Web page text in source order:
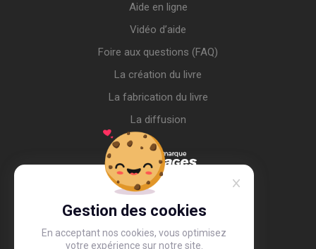
Gestion des cookies
En acceptant nos cookies, vous optimisez
votre expérience sur notre site.
Aide en ligne
Vidéo d’aide
Foire aux questions (FAQ)
La création du livre
La fabrication du livre
La diffusion